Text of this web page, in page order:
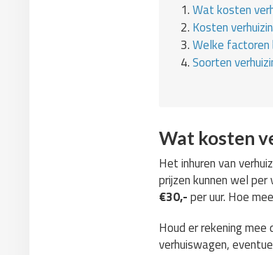
1.Wat kosten
2. Kosten
3.Welke factoren
4.Soorten
Wat kosten
Het inhuren van
prijzen kunnen wel
€30,-per uur. Hoe
Houd er rekening
verhuiswagen,